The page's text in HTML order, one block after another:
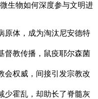
生物如何深度参与文明进
原体，成为淘汰尼安德特
督教传播，鼠疫耶尔森菌
会权威，间接引发宗教改
少霍乱，却助长了脊髓灰